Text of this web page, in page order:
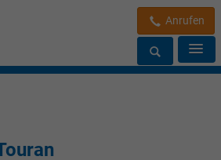
Anrufen